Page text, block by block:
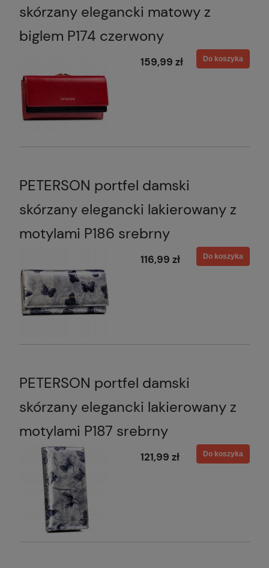
skórzany elegancki matowy z
biglem P174 czerwony
159,99 zł Do koszyka
PETERSON portfel damski
skórzany elegancki lakierowany z
motylami P186 srebrny
116,99 zł Do koszyka
PETERSON portfel damski
skórzany elegancki lakierowany z
motylami P187 srebrny
121,99 zł Do koszyka